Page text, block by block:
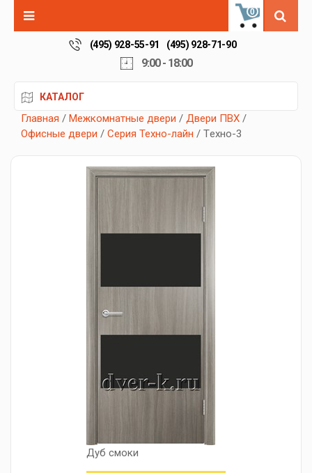
0
(495) 928-55-91 (495) 928-71-90
9:00 - 18:00
КАТАЛОГ
Главная / Межкомнатные двери / Двери ПВХ /
Офисные двери / Серия Техно-лайн / Tехно-3
Дуб смоки